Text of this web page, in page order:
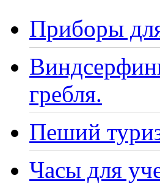
Приборы
гребля.
Пеший
Часы для